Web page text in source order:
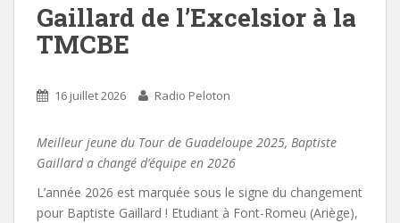
Gaillard de l’Excelsior à la
TMCBE
16 juillet 2026 Radio Peloton
Meilleur jeune du Tour de Guadeloupe 2025, Baptiste
Gaillard a changé d’équipe en 2026
L’année 2026 est marquée sous le signe du changement
pour Baptiste Gaillard ! Etudiant à Font-Romeu (Ariège),